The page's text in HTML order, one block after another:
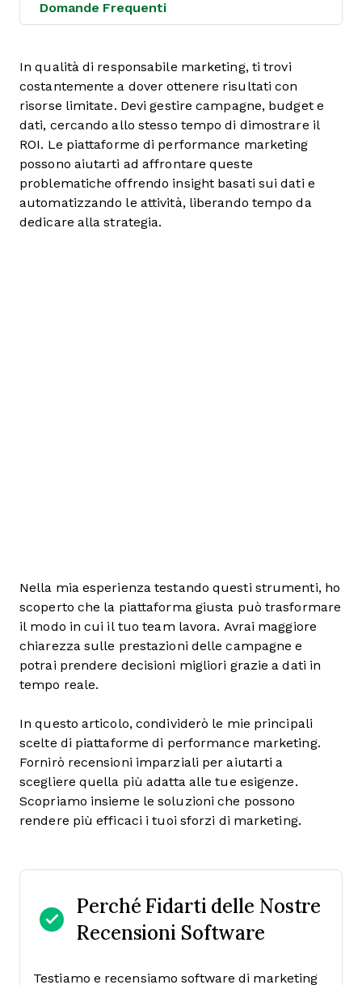
Domande Frequenti
In qualità di responsabile marketing, ti trovi
costantemente a dover ottenere risultati con
risorse limitate. Devi gestire campagne, budget e
dati, cercando allo stesso tempo di dimostrare il
ROI. Le piattaforme di performance marketing
possono aiutarti ad affrontare queste
problematiche offrendo insight basati sui dati e
automatizzando le attività, liberando tempo da
dedicare alla strategia.
Nella mia esperienza testando questi strumenti, ho
scoperto che la piattaforma giusta può trasformare
il modo in cui il tuo team lavora. Avrai maggiore
chiarezza sulle prestazioni delle campagne e
potrai prendere decisioni migliori grazie a dati in
tempo reale.
In questo articolo, condividerò le mie principali
scelte di piattaforme di performance marketing.
Fornirò recensioni imparziali per aiutarti a
scegliere quella più adatta alle tue esigenze.
Scopriamo insieme le soluzioni che possono
rendere più efficaci i tuoi sforzi di marketing.
Perché Fidarti delle Nostre
Recensioni Software
Testiamo e recensiamo software di marketing